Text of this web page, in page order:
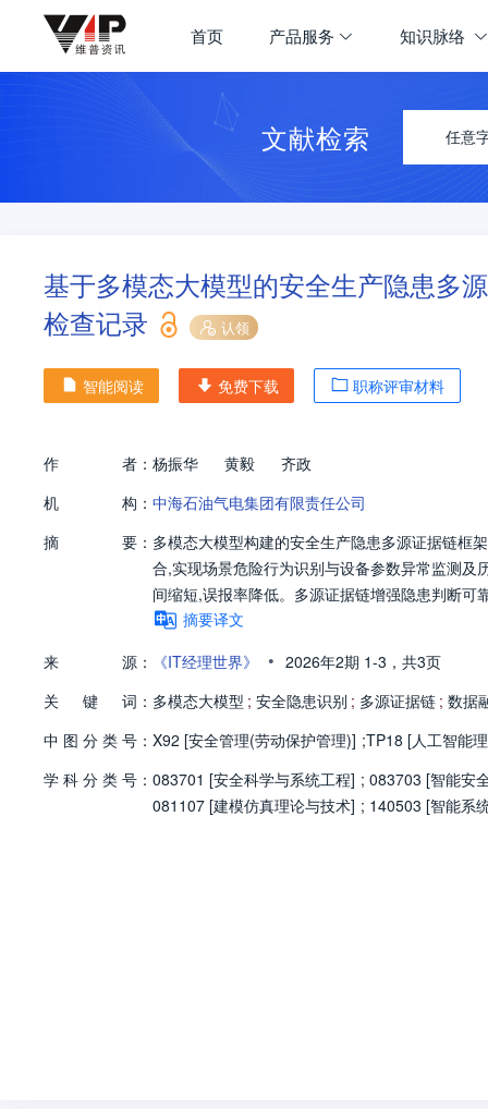
首页 产品服务 知识脉络
文献检索 任意
基于多模态大模型的安全生产隐患
检查记录
认领
智能阅读 免费下载 职称评审材料
作 者： 杨振华 黄毅
齐政
机
构： 中海石油气电集团有限责任公司
摘
要： 多模态大模型构建的安全生产隐患多源证据链框
合,实现场景危险行为识别与设备参数异常监测
间缩短,误报率降低。多源证据链增强隐患判断
摘要译文
来
源： 《IT经理世界》 • 2026年2期 1-3， 共3页
关
键 词： 多模态大模型 ; 安全隐患识别 ; 多源证据链 ; 数据
中 图 分 类 号： X92 [安全管理(劳动保护管理)] ;TP18 [人工智能
学 科 分 类 号： 083701 [安全科学与系统工程] ; 083703 [智能安
081107 [建模仿真理论与技术] ; 140503 [智能系